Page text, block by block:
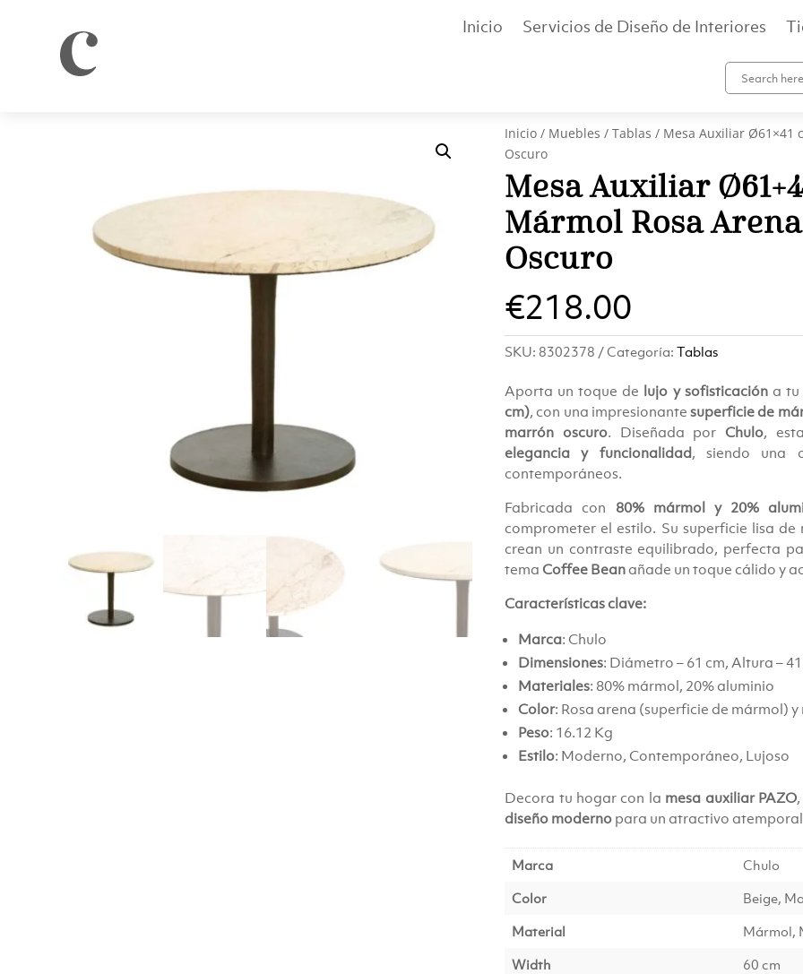
Inicio Servicios de Diseño de Interiores
Inicio / Muebles /Tablas / Mesa Auxiliar Ø61×41
Oscuro
Mesa Auxiliar
Mármol Rosa
Oscuro
€218.00
SKU: 8302378 Categoría:Tablas
Aporta un toque de lujo y sofisticacióna tu
cm), con una impresionantesuperficie de
marrón oscuro. Diseñada por Chulo,
elegancia y funcionalidad, siendo una
contemporáneos.
Fabricada con 80% mármol y 20%
comprometer el estilo. Su superficie lisa
crean un contraste equilibrado, perfecta
tema Coffee Bean añade un toque cálido y
Características clave:
Marca: Chulo
Dimensiones: Diámetro – 61 cm, Altura –
Materiales: 80% mármol, 20% aluminio
Color: Rosa arena (superficie de mármol)
Peso: 16.12 Kg
Estilo: Moderno, Contemporáneo, Lujoso
Decora tu hogar con la mesa auxiliar PAZO
diseño moderno para un atractivo
Marca
Chulo
Color
Beige,
Material
Mármol,
Width
60 cm